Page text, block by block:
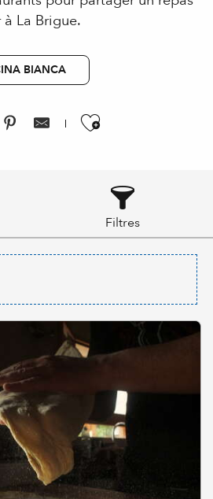
La Brigue.
BIANCA
Ajouter
Filtres